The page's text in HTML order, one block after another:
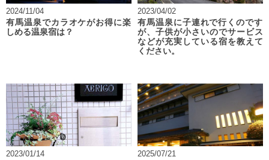
2024/11/04
有馬温泉でカラオケがお得に楽
しめる温泉宿は？
2023/04/02
有馬温泉に子連れで行くのです
が、子供が小さいのでサービス
などが充実している宿を教えて
ください。
2023/01/14
2025/07/21